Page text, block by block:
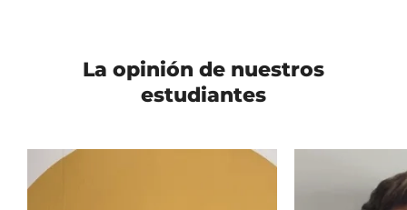
La opinión de nuestros
estudiantes